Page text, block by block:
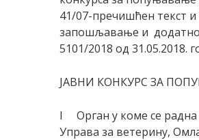
41/07-пречишћен текст и
запошљавање и додатно
5101/2018 од 31.05.2018.
ЈАВНИ КОНКУРС ЗА
I Орган у коме се радна
Управа за ветерину,